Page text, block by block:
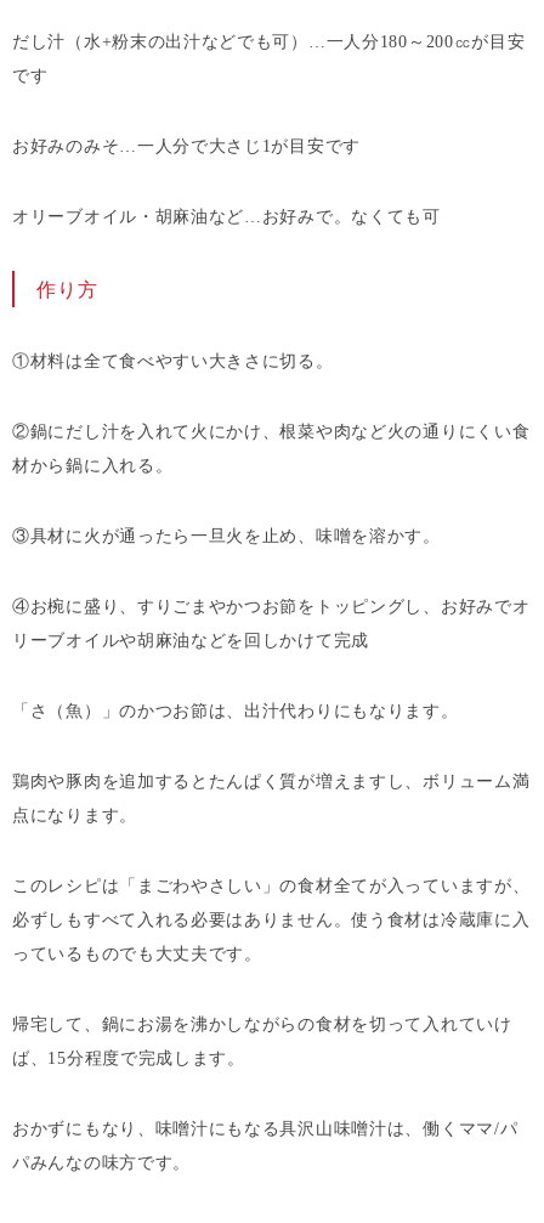
だし汁（水+粉末の出汁などでも可）…一人分180～200㏄が目安
です
お好みのみそ…一人分で大さじ1が目安です
オリーブオイル・胡麻油など…お好みで。なくても可
作り方
①材料は全て食べやすい大きさに切る。
②鍋にだし汁を入れて火にかけ、根菜や肉など火の通りにくい食
材から鍋に入れる。
③具材に火が通ったら一旦火を止め、味噌を溶かす。
④お椀に盛り、すりごまやかつお節をトッピングし、お好みでオ
リーブオイルや胡麻油などを回しかけて完成
「さ（魚）」のかつお節は、出汁代わりにもなります。
鶏肉や豚肉を追加するとたんぱく質が増えますし、ボリューム満
点になります。
このレシピは「まごわやさしい」の食材全てが入っていますが、
必ずしもすべて入れる必要はありません。使う食材は冷蔵庫に入
っているものでも大丈夫です。
帰宅して、鍋にお湯を沸かしながらの食材を切って入れていけ
ば、15分程度で完成します。
おかずにもなり、味噌汁にもなる具沢山味噌汁は、働くママ/パ
パみんなの味方です。